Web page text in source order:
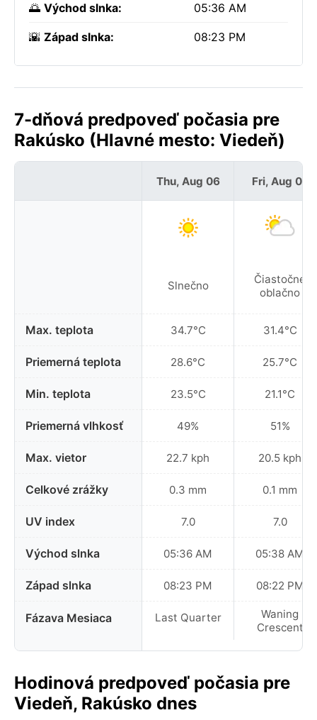
🌅 Východ slnka: 05:36 AM
🌇 Západ slnka: 08:23 PM
7-dňová predpoveď počasia pre
Rakúsko (Hlavné mesto: Viedeň)
Max. teplota
Priemerná teplota
Min. teplota
Priemerná vlhkosť
Max. vietor
Celkové zrážky
UV index
Východ slnka
Západ slnka
Fázava Mesiaca
Thu, Aug 06
Slnečno
34.7°C
28.6°C
23.5°C
49%
22.7 kph
0.3 mm
7.0
05:36 AM
08:23 PM
Last Quarter
Fri, Aug 07
Čiastočne
oblačno
31.4°C
25.7°C
21.1°C
51%
20.5 kph
0.1 mm
7.0
05:38 AM
08:22 PM
Waning
Crescent
Hodinová predpoveď počasia pre
Viedeň, Rakúsko dnes